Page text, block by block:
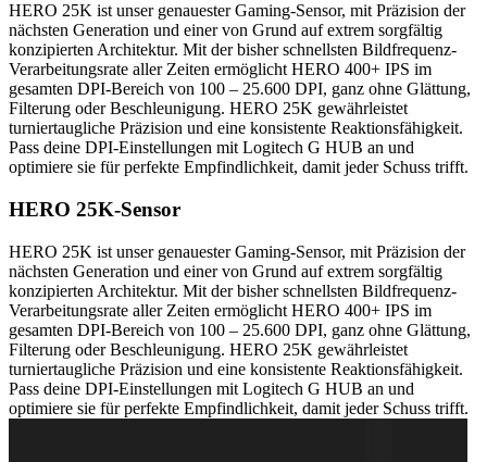
HERO 25K ist unser genauester Gaming-Sensor, mit Präzision der
nächsten Generation und einer von Grund auf extrem sorgfältig
konzipierten Architektur. Mit der bisher schnellsten Bildfrequenz-
Verarbeitungsrate aller Zeiten ermöglicht HERO 400+ IPS im
gesamten DPI-Bereich von 100 – 25.600 DPI, ganz ohne Glättung,
Filterung oder Beschleunigung. HERO 25K gewährleistet
turniertaugliche Präzision und eine konsistente Reaktionsfähigkeit.
Pass deine DPI-Einstellungen mit Logitech G HUB an und
optimiere sie für perfekte Empfindlichkeit, damit jeder Schuss trifft.
HERO 25K-Sensor
HERO 25K ist unser genauester Gaming-Sensor, mit Präzision der
nächsten Generation und einer von Grund auf extrem sorgfältig
konzipierten Architektur. Mit der bisher schnellsten Bildfrequenz-
Verarbeitungsrate aller Zeiten ermöglicht HERO 400+ IPS im
gesamten DPI-Bereich von 100 – 25.600 DPI, ganz ohne Glättung,
Filterung oder Beschleunigung. HERO 25K gewährleistet
turniertaugliche Präzision und eine konsistente Reaktionsfähigkeit.
Pass deine DPI-Einstellungen mit Logitech G HUB an und
optimiere sie für perfekte Empfindlichkeit, damit jeder Schuss trifft.